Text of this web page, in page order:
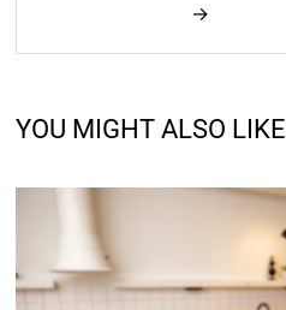
→
YOU MIGHT ALSO LIKE